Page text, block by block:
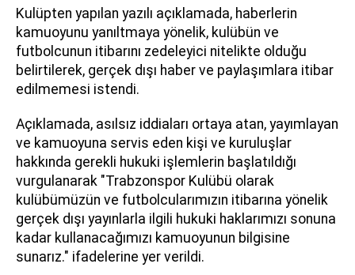
Kulüpten yapılan yazılı açıklamada, haberlerin
kamuoyunu yanıltmaya yönelik, kulübün ve
futbolcunun itibarını zedeleyici nitelikte olduğu
belirtilerek, gerçek dışı haber ve paylaşımlara itibar
edilmemesi istendi.
Açıklamada, asılsız iddiaları ortaya atan, yayımlayan
ve kamuoyuna servis eden kişi ve kuruluşlar
hakkında gerekli hukuki işlemlerin başlatıldığı
vurgulanarak "Trabzonspor Kulübü olarak
kulübümüzün ve futbolcularımızın itibarına yönelik
gerçek dışı yayınlarla ilgili hukuki haklarımızı sonuna
kadar kullanacağımızı kamuoyunun bilgisine
sunarız." ifadelerine yer verildi.